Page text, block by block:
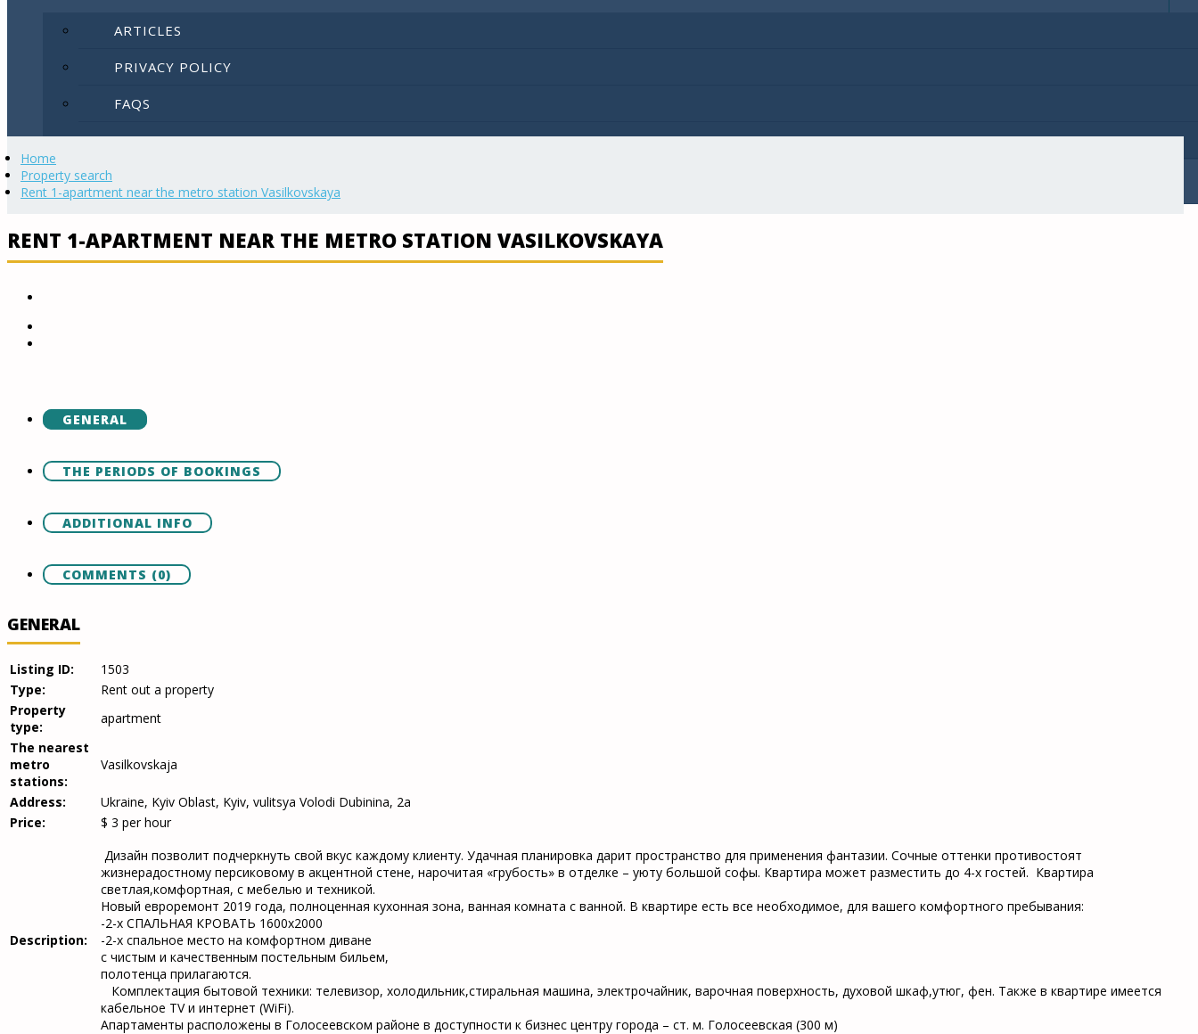
ARTICLES
PRIVACY POLICY
FAQS
SITEMAP
LIST YOUR PROPERTY
Home
Property search
Rent 1-apartment near the metro station Vasilkovskaya
RENT 1-APARTMENT NEAR THE METRO STATION VASILKOVSKAYA
GENERAL
THE PERIODS OF BOOKINGS
ADDITIONAL INFO
COMMENTS (0)
GENERAL
Listing ID:
1503
Type:
Rent out a property
Property
type:
apartment
The nearest
metro
stations:
Vasilkovskaja
Address:
Ukraine, Kyiv Oblast, Kyiv, vulitsya Volodі Dubіnіna, 2a
Price:
$ 3 per hour
Description:
Дизайн позволит подчеркнуть свой вкус каждому клиенту. Удачная планировка дарит пространство для применения фантазии. Сочные оттенки противостоят
жизнерадостному персиковому в акцентной стене, нарочитая «грубость» в отделке – уюту большой софы. Квартира может разместить до 4-х гостей. Квартира
светлая,комфортная, с мебелью и техникой.
Новый евроремонт 2019 года, полноценная кухонная зона, ванная комната с ванной. В квартире есть все необходимое, для вашего комфортного пребывания:
-2-х СПАЛЬНАЯ КРОВАТЬ 1600х2000
-2-х спальное место на комфортном диване
с чистым и качественным постельным бильем,
полотенца прилагаются.
Комплектация бытовой техники: телевизор, холодильник,стиральная машина, электрочайник, варочная поверхность, духовой шкаф,утюг, фен. Также в квартире имеется
кабельное TV и интернет (WiFi).
Апартаменты расположены в Голосеевском районе в доступности к бизнес центру города – ст. м. Голосеевская (300 м)